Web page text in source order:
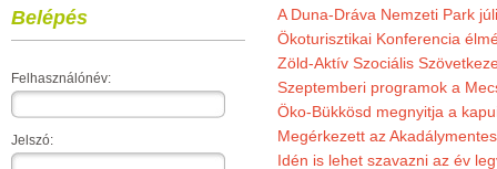
Belépés
Felhasználónév:
Jelszó:
A Duna-Dráva Nemzeti Park
Ökoturisztikai Konferencia
Zöld-Aktív Szociális
Szeptemberi programok a
Öko-Bükkösd megnyitja a
Megérkezett az
Idén is lehet szavazni az év